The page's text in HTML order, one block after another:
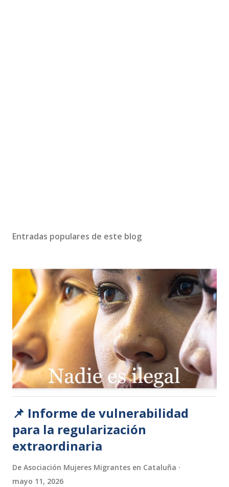
Entradas populares de este blog
📌 Informe de vulnerabilidad
para la regularización
extraordinaria
De Asociación Mujeres Migrantes en Cataluña
mayo 11, 2026